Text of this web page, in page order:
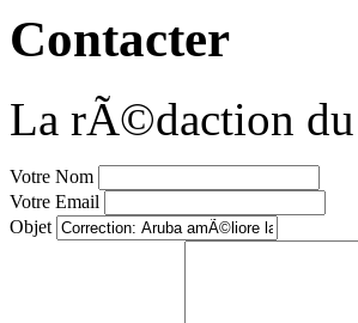
Contacter
La rÃ©daction
Votre Nom
Votre Email
Objet